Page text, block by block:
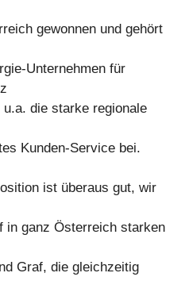
gewonnen und gehört
Unternehmen für
die starke regionale
Kunden-Service bei.
ist überaus gut, wir
in ganz Österreich starken
Graf, die gleichzeitig